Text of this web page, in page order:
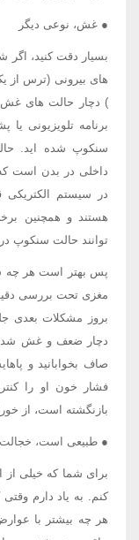
● غش، نوعی دیگر
بسیار دقت کنید،
های بیرونی (ترس از
) دچار حالت های
برنامه تلویزیونی
سنکوپ شده اید.
داخلی در بدن است که
در سیستم
هستند و همچنین
توانند حالت سنکوپ در
پس بهتر است هر چه
مغزی تحت بررسی
بروز مشکلات بعدی
دچار ضعف و غش شده
صاف بخوابانید و
فشار خون او را
بازنگشته است، از
● طبیعی است،
برای شما که خیلی
کنم. به یاد دارم
هر چه بیشتر با